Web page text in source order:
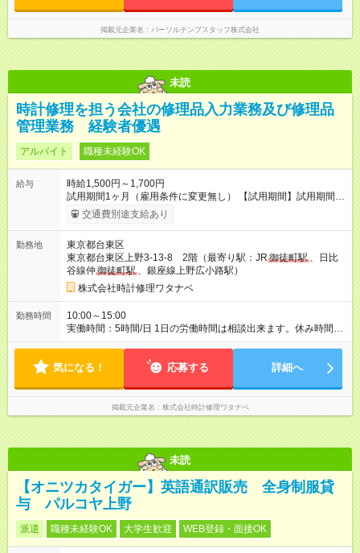
掲載元企業名 パーソルテンプスタッフ株式会社
未読
時計修理を担う会社の修理品入力業務及び修理品
管理業務 経験者優遇
アルバイト 職種未経験OK
給与
時給1,500円～1,700円
試用期間1ヶ月（雇用条件に変更無し） 【試用期間】試用期間あ
り 試用期間の長さ：1ヶ月 雇用形態、給与は本採用時と同じで
す。
交通費別途支給あり
勤務地
東京都台東区
東京都台東区上野3-13-8 2階（最寄り駅：JR 御徒町駅 、日比
谷線仲御徒町駅 、銀座線上野広小路駅）
株式会社時計修理ワタナベ
勤務時間
10:00～15:00
実働時間：5時間/日 1日の労働時間は相談出来ます。休み時間は
労働時間に準じます。 正社員雇用も相談にのります。
気になる！ 応募する 詳細へ
掲載元企業名 株式会社時計修理ワタナベ
未読
【オニツカタイガー】英語通訳販売 全身制服貸
与 パルコヤ上野
派遣 職種未経験OK 大学生歓迎 WEB登録・面接OK